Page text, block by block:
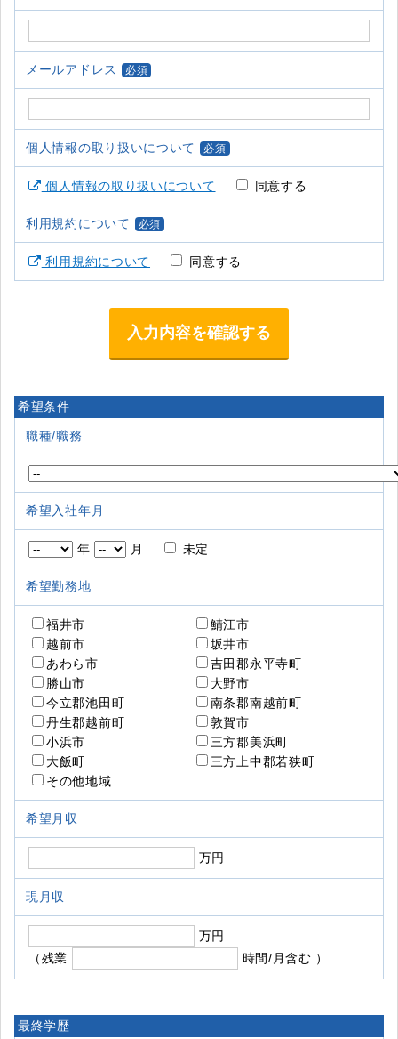
メールアドレス 必須
個人情報の取り扱いについて 必須
個人情報の取り扱いについて 同意する
利用規約について 必須
利用規約について 同意する
希望条件
職種/職務
希望入社年月
年 月 未定
希望勤務地
福井市
鯖江市
越前市
坂井市
あわら市
吉田郡永平寺町
勝山市
大野市
今立郡池田町
南条郡南越前町
丹生郡越前町
敦賀市
小浜市
三方郡美浜町
大飯町
三方上中郡若狭町
その他地域
希望月収
万円
現月収
万円
（残業
時間/月含む ）
最終学歴